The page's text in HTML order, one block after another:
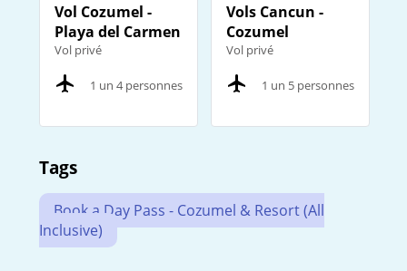
Vol Cozumel -
Playa del Carmen
Vol privé
1 un 4 personnes
Vols Cancun -
Cozumel
Vol privé
1 un 5 personnes
Tags
Book a Day Pass - Cozumel & Resort (All
Inclusive)